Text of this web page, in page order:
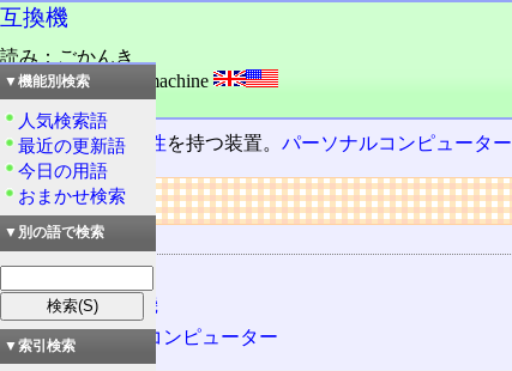
互換機
読み：ごかんき
外語：compatible machine
品詞：名詞
他のものと互換性を持つ装置。パーソナルコンピューター
リンク
関連する用語
互換性
PC/AT互換機
パーソナルコンピューター
▼機能別検索
人気検索語
最近の更新語
今日の用語
おまかせ検索
▼別の語で検索
▼索引検索